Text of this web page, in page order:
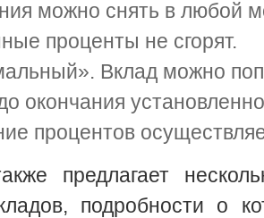
можно снять в любой
проценты не сгорят.
Вклад можно
окончания
процентов
предлагает
подробности о